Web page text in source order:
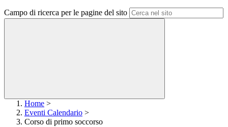
Campo di ricerca per le pagine del sito
Home >
Eventi Calendario >
Corso di primo soccorso